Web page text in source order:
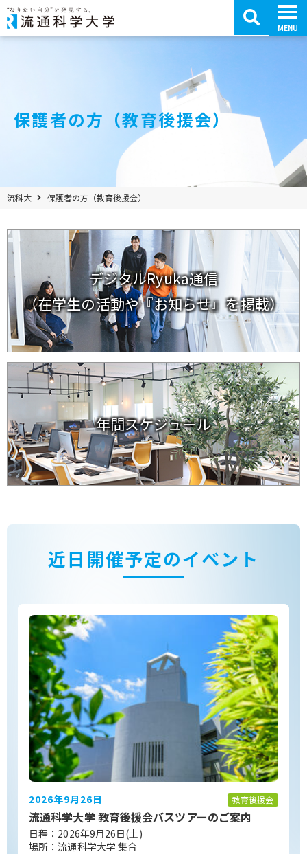
コ
ン
テ
ン
ツ
MENU
保護者の方（教育後援会）
パンくずメニュー
流科大 保護者の方（教育後援会）
デジタルRyuka通信
（在学生の活動や『お知らせ』を掲載）
年間スケジュール
近日開催予定のイベント
2026年9月26日 教育後援会
流通科学大学 教育後援会バスツアーのご案内
日程：2026年9月26日(土)
場所：流通科学大学 集合